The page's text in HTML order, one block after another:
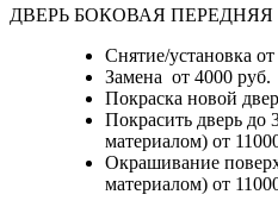
ДВЕРЬ БОКОВАЯ ПЕРЕДНЯЯ
Снятие/установка
Замена от 4000 руб.
Покраска новой
Покрасить дверь до
материалом) от
Окрашивание
материалом) от